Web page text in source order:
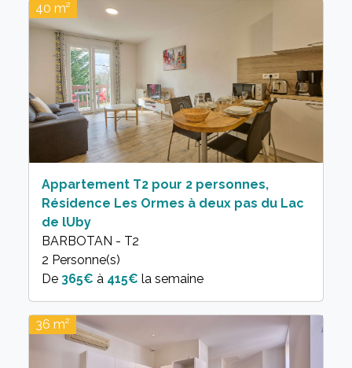
40 m²
Appartement T2 pour 2 personnes,
Résidence Les Ormes à deux pas du Lac
de lUby
BARBOTAN - T2
2 Personne(s)
365€ à 415€ la semaine
36 m²